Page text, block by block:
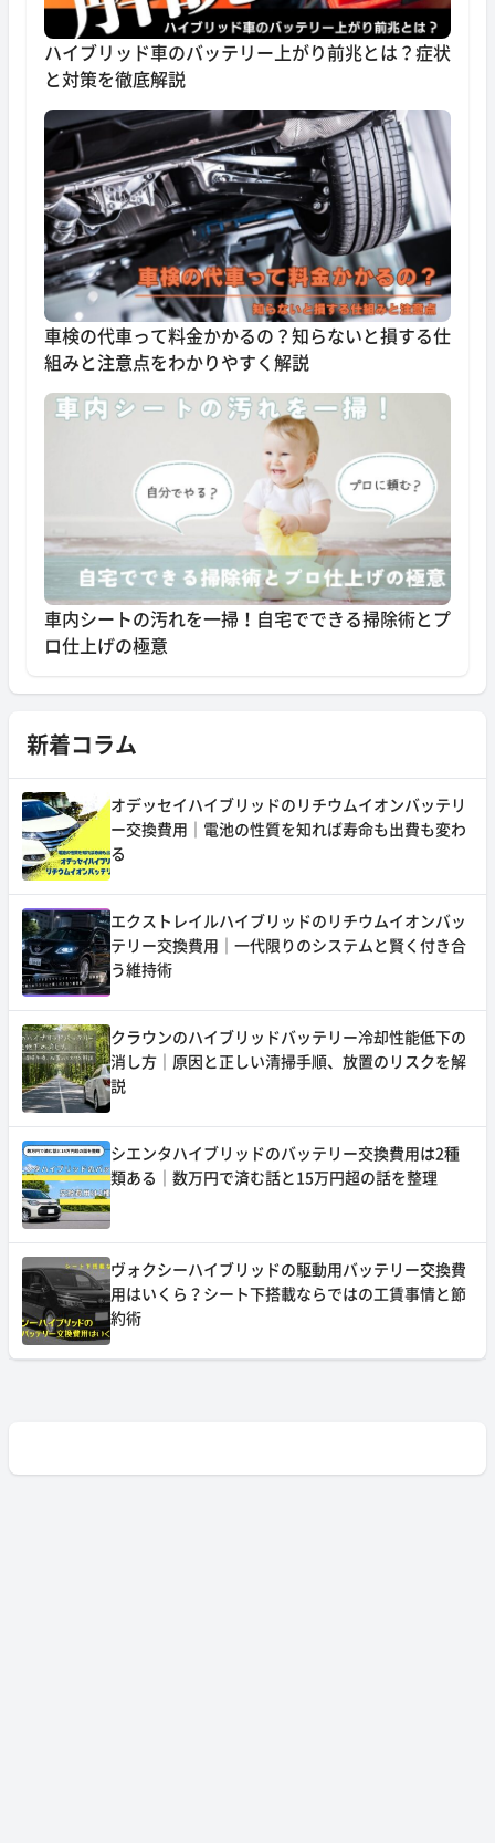
ハイブリッド車のバッテリー上がり前兆とは？症状
と対策を徹底解説
車検の代車って料金かかるの？知らないと損する仕
組みと注意点をわかりやすく解説
車内シートの汚れを一掃！自宅でできる掃除術とプ
ロ仕上げの極意
新着コラム
オデッセイハイブリッドのリチウムイオンバッテリ
ー交換費用｜電池の性質を知れば寿命も出費も変わ
る
エクストレイルハイブリッドのリチウムイオンバッ
テリー交換費用｜一代限りのシステムと賢く付き合
う維持術
クラウンのハイブリッドバッテリー冷却性能低下の
消し方｜原因と正しい清掃手順、放置のリスクを解
説
シエンタハイブリッドのバッテリー交換費用は2種
類ある｜数万円で済む話と15万円超の話を整理
ヴォクシーハイブリッドの駆動用バッテリー交換費
用はいくら？シート下搭載ならではの工賃事情と節
約術